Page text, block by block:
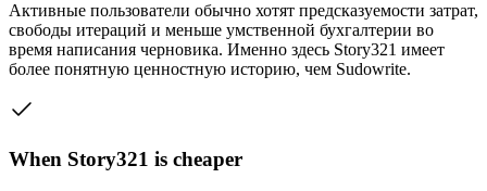
Активные пользователи обычно хотят предсказуемости затрат,
свободы итераций и меньше умственной бухгалтерии во
время написания черновика. Именно здесь Story321 имеет
более понятную ценностную историю, чем Sudowrite.
When Story321 is cheaper